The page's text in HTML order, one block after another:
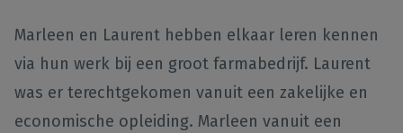
Marleen en Laurent hebben elkaar leren kennen
via hun werk bij een groot farmabedrijf. Laurent
was er terechtgekomen vanuit een zakelijke en
economische opleiding. Marleen vanuit een